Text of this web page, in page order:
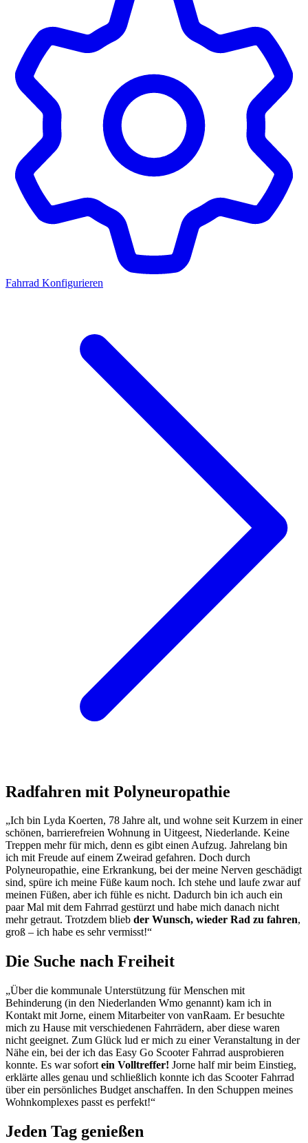
Fahrrad Konfigurieren
Radfahren mit Polyneuropathie
„Ich bin Lyda Koerten, 78 Jahre alt, und wohne seit Kurzem in einer
schönen, barrierefreien Wohnung in Uitgeest, Niederlande. Keine
Treppen mehr für mich, denn es gibt einen Aufzug. Jahrelang bin
ich mit Freude auf einem Zweirad gefahren. Doch durch
Polyneuropathie, eine Erkrankung, bei der meine Nerven geschädigt
sind, spüre ich meine Füße kaum noch. Ich stehe und laufe zwar auf
meinen Füßen, aber ich fühle es nicht. Dadurch bin ich auch ein
paar Mal mit dem Fahrrad gestürzt und habe mich danach nicht
mehr getraut. Trotzdem blieb der Wunsch, wieder Rad zu fahren,
groß – ich habe es sehr vermisst!“
Die Suche nach Freiheit
„Über die kommunale Unterstützung für Menschen mit
Behinderung (in den Niederlanden Wmo genannt) kam ich in
Kontakt mit Jorne, einem Mitarbeiter von vanRaam. Er besuchte
mich zu Hause mit verschiedenen Fahrrädern, aber diese waren
nicht geeignet. Zum Glück lud er mich zu einer Veranstaltung in der
Nähe ein, bei der ich das Easy Go Scooter Fahrrad ausprobieren
konnte. Es war sofort ein Volltreffer! Jorne half mir beim Einstieg,
erklärte alles genau und schließlich konnte ich das Scooter Fahrrad
über ein persönliches Budget anschaffen. In den Schuppen meines
Wohnkomplexes passt es perfekt!“
Jeden Tag genießen